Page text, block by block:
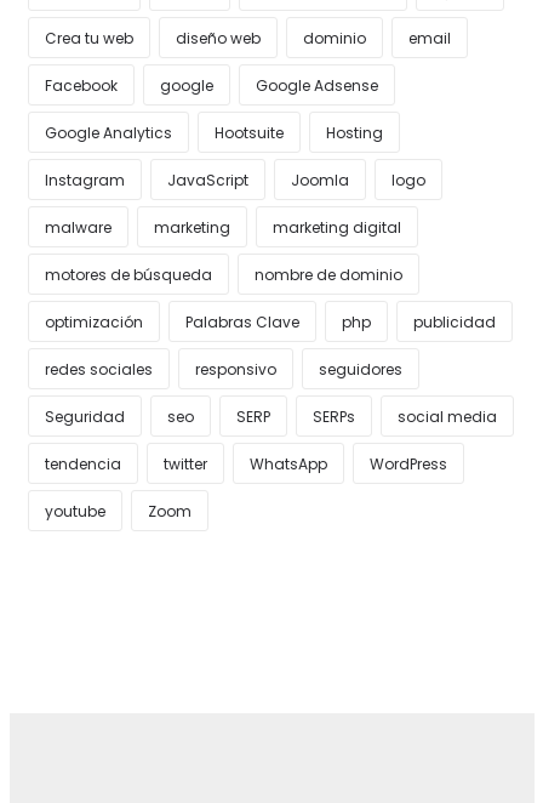
Crea tu web diseño web dominio email
Facebook google Google Adsense
Google Analytics Hootsuite Hosting
Instagram JavaScript Joomla logo
malware marketing marketing digital
motores de búsqueda nombre de dominio
optimización Palabras Clave php publicidad
redes sociales responsivo seguidores
Seguridad seo SERP SERPs social media
tendencia twitter WhatsApp WordPress
youtube Zoom